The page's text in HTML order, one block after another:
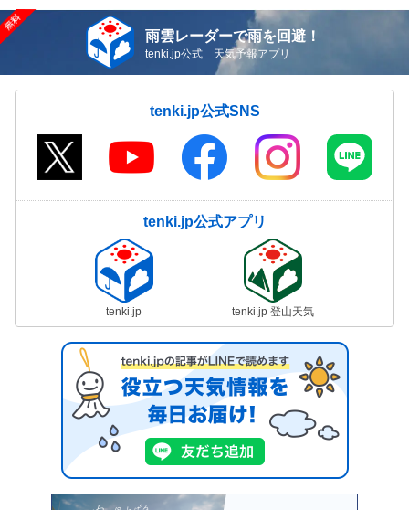
雨雲レーダーで雨を回避！
tenki.jp公式 天気予報アプリ
tenki.jp公式SNS
tenki.jp公式アプリ
tenki.jp tenki.jp 登山天気